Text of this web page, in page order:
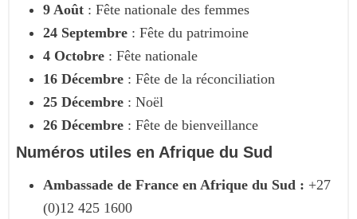
9 Août : Fête nationale des femmes
24 Septembre : Fête du patrimoine
4 Octobre : Fête nationale
16 Décembre : Fête de la réconciliation
25 Décembre : Noël
26 Décembre : Fête de bienveillance
Numéros utiles en Afrique du Sud
Ambassade de France en Afrique du Sud : +27
(0)12 425 1600